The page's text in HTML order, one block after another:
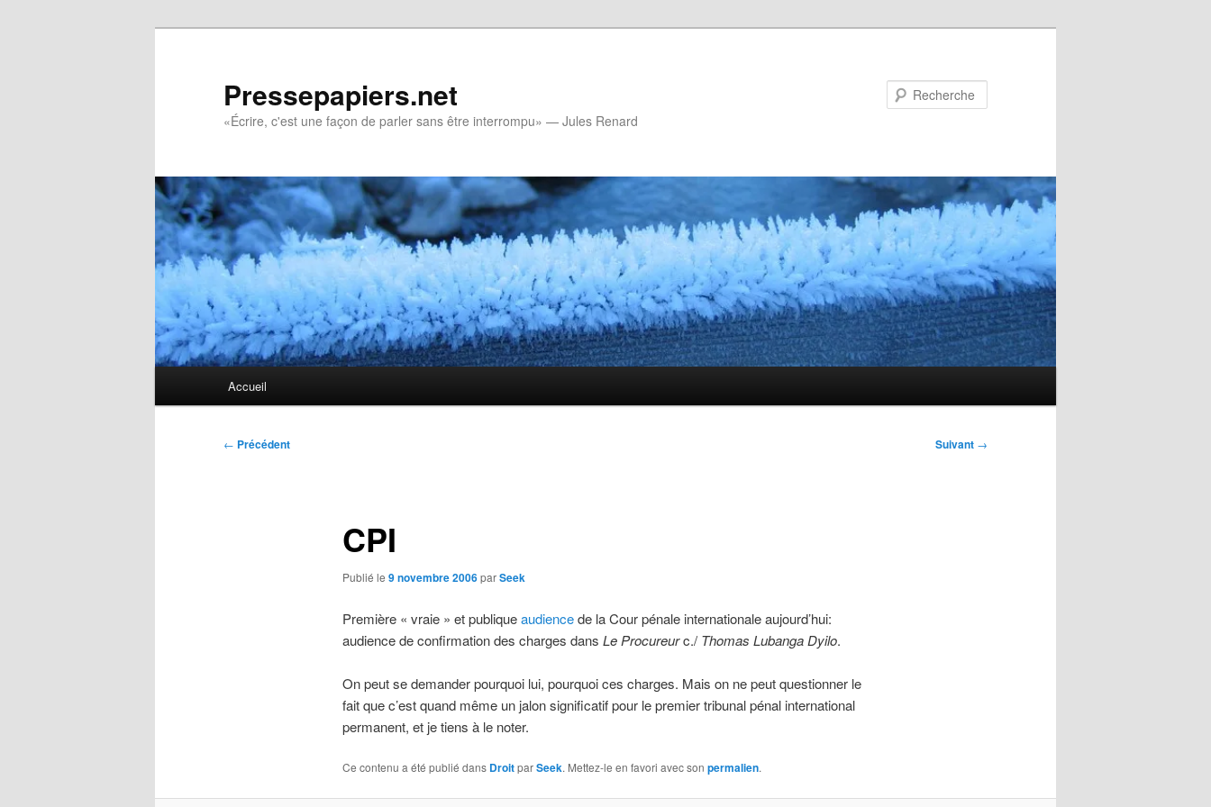
Pressepapiers.net
«Écrire, c'est une façon de parler sans être interrompu» — Jules Renard
Accueil
Navigation
← Précédent Suivant →
CPI
Publié le 9 novembre 2006parSeek
Première « vraie » et publiqueaudiencede la Cour pénale internationale aujourd’hui:
audience de confirmation des charges dans Le Procureurc./ Thomas Lubanga Dyilo.
On peut se demander pourquoi lui, pourquoi ces charges. Mais on ne peut questionner le
fait que c’est quand même un jalon significatif pour le premier tribunal pénal international
permanent, et je tiens à le noter.
Ce contenu a été publié dans DroitparSeek. Mettez-le en favori avec son permalien.